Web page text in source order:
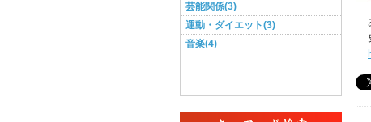
芸能関係(3)
運動・ダイエット(3)
音楽(4)